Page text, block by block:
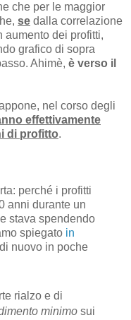
che per le maggior
se dalla correlazione
aumento dei profitti,
grafico di sopra
Ahimè, è verso il
nel corso degli
effettivamente
di profitto.
perché i profitti
anni durante un
stava spendendo
spiegato in
nuovo in poche
rialzo e di
minimosui